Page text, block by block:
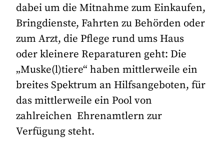
dabei um die Mitnahme zum Einkaufen,
Bringdienste, Fahrten zu Behörden oder
zum Arzt, die Pflege rund ums Haus
oder kleinere Reparaturen geht: Die
„Muske(l)tiere“ haben mittlerweile ein
breites Spektrum an Hilfsangeboten, für
das mittlerweile ein Pool von
zahlreichen Ehrenamtlern zur
Verfügung steht.